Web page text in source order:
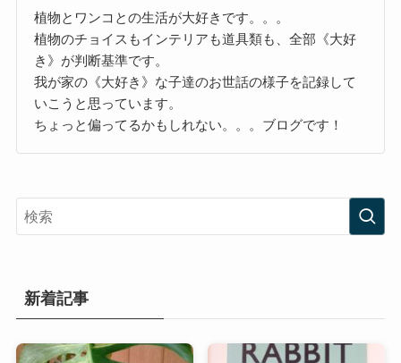
植物とワンコとの生活が大好きです。。。
植物のチョイスもインテリアも道具類も、全部《大好
き》が判断基準です。
我が家の《大好き》な子達のお世話の様子を記録して
いこうと思っています。
ちょっと偏ってるかもしれない。。。ブログです！
新着記事